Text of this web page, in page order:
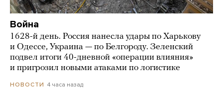
Война
1628-й день. Россия нанесла удары по Харькову
и Одессе, Украина — по Белгороду. Зеленский
подвел итоги 40-дневной «операции влияния»
и пригрозил новыми атаками по логистике
НОВОСТИ 4 часа назад